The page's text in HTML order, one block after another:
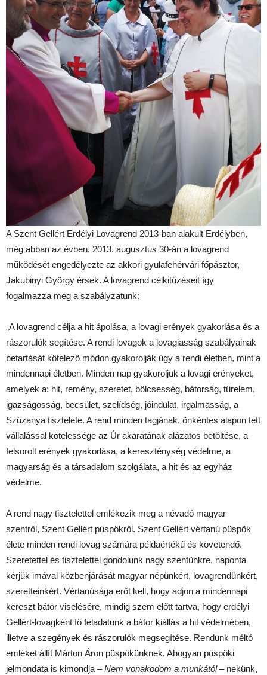
A Szent Gellért Erdélyi Lovagrend 2013-ban alakult Erdélyben,
még abban az évben, 2013. augusztus 30-án a lovagrend
működését engedélyezte az akkori gyulafehérvári főpásztor,
Jakubinyi György érsek. A lovagrend célkitűzéseit így
fogalmazza meg a szabályzatunk:
„A lovagrend célja a hit ápolása, a lovagi erények gyakorlása és a
rászorulók segítése. A rendi lovagok a lovagiasság szabályainak
betartását kötelező módon gyakorolják úgy a rendi életben, mint a
mindennapi életben. Minden nap gyakoroljuk a lovagi erényeket,
amelyek a: hit, remény, szeretet, bölcsesség, bátorság, türelem,
igazságosság, becsület, szelídség, jóindulat, irgalmasság, a
Szűzanya tisztelete. A rend minden tagjának, önkéntes alapon tett
vállalással kötelessége az Úr akaratának alázatos betöltése, a
felsorolt erények gyakorlása, a kereszténység védelme, a
magyarság és a társadalom szolgálata, a hit és az egyház
védelme.
A rend nagy tisztelettel emlékezik meg a névadó magyar
szentről, Szent Gellért püspökről. Szent Gellért vértanú püspök
élete minden rendi lovag számára példaértékű és követendő.
Szeretettel és tisztelettel gondolunk nagy szentünkre, naponta
kérjük imával közbenjárását magyar népünkért, lovagrendünkért,
szeretteinkért. Vértanúsága erőt kell, hogy adjon a mindennapi
kereszt bátor viselésére, mindig szem előtt tartva, hogy erdélyi
Gellért-lovagként fő feladatunk a bátor kiállás a hit védelmében,
illetve a szegények és rászorulók megsegítése. Rendünk méltó
emléket állít Márton Áron püspökünknek. Ahogyan püspöki
jelmondata is kimondja –Nem vonakodom a munkától– nekünk,